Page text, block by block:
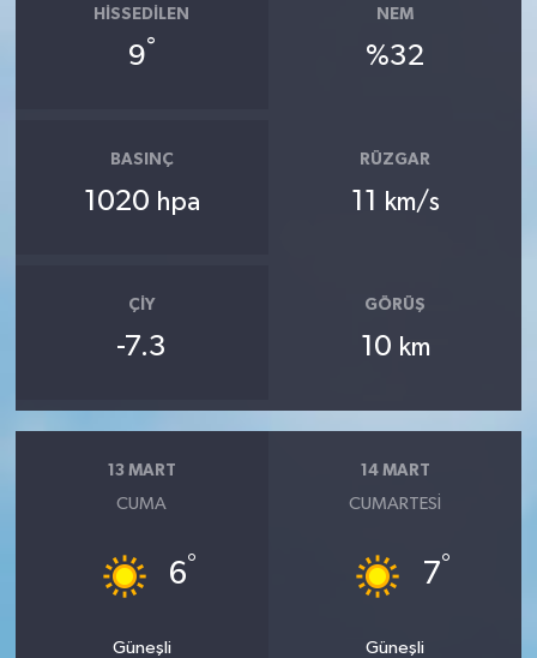
HISSEDILEN
9°
NEM
%32
BASINÇ
1020 hpa
RÜZGAR
11 km/s
ÇIY
-7.3
GÖRÜŞ
10 km
13 MART
CUMA
6°
Güneşli
14 MART
CUMARTESI
7°
Güneşli